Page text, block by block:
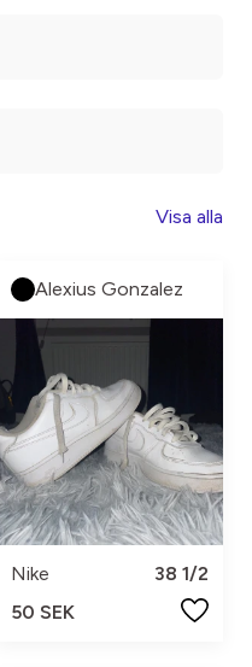
Visa alla
Alexius Gonzalez
Nike
38 1/2
50 SEK